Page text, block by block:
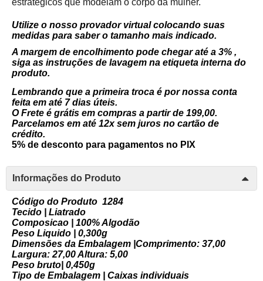
Utilize o nosso provador virtual colocando suas
medidas para saber o tamanho mais indicado.
A margem de encolhimento pode chegar até a 3% ,
siga as instruções de lavagem na etiqueta interna do
produto.
Lembrando que a primeira troca é por nossa conta
feita em até 7 dias úteis.
O Frete é grátis em compras a partir de 199,00.
Parcelamos em até 12x sem juros no cartão de
crédito.
5% de desconto para pagamentos no PIX
Informações do Produto
Código do Produto 1284
Tecido | Liatrado
Composicao | 100% Algodão
Peso Liquido | 0,300g
Dimensões da Embalagem |Comprimento: 37,00
Largura: 27,00 Altura: 5,00
Peso bruto| 0,450g
Tipo de Embalagem | Caixas individuais